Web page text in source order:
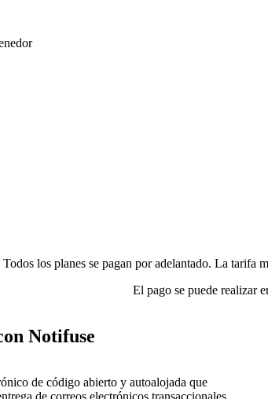
Todos los planes se pagan por adelantado. La tarifa
El pago se puede realizar
Notifuse
de código abierto y autoalojada que